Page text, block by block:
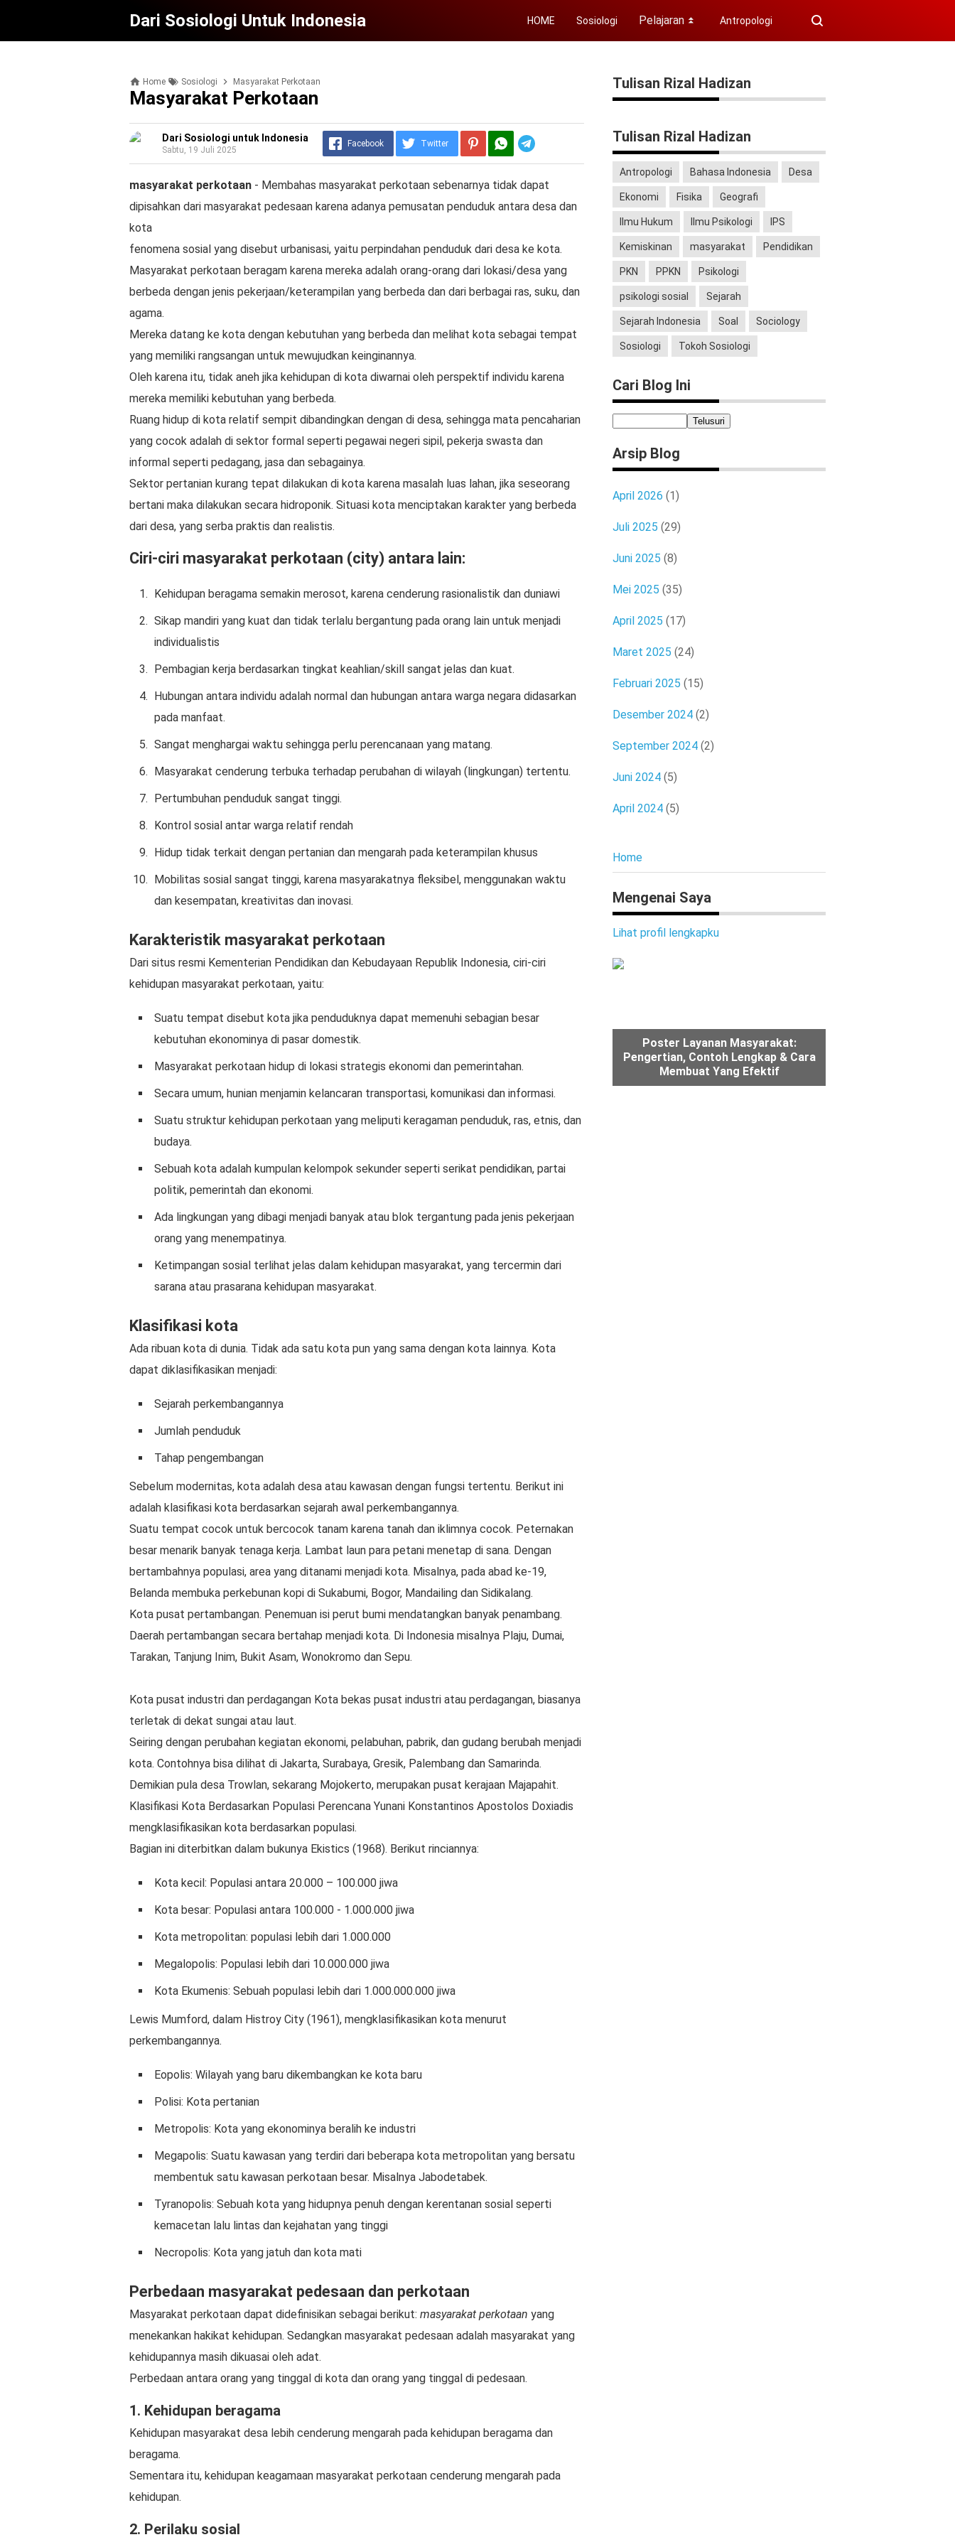
Dari Sosiologi Untuk Indonesia HOME Sosiologi Pelajaran ⏬ Antropologi
Home Sosiologi Masyarakat Perkotaan
Masyarakat Perkotaan
Dari Sosiologi untuk Indonesia
Sabtu, 19 Juli 2025
Facebook Twitter
masyarakat perkotaan - Membahas masyarakat perkotaan sebenarnya tidak dapat
dipisahkan dari masyarakat pedesaan karena adanya pemusatan penduduk antara desa dan
kota
fenomena sosial yang disebut urbanisasi, yaitu perpindahan penduduk dari desa ke kota.
Masyarakat perkotaan beragam karena mereka adalah orang-orang dari lokasi/desa yang
berbeda dengan jenis pekerjaan/keterampilan yang berbeda dan dari berbagai ras, suku, dan
agama.
Mereka datang ke kota dengan kebutuhan yang berbeda dan melihat kota sebagai tempat
yang memiliki rangsangan untuk mewujudkan keinginannya.
Oleh karena itu, tidak aneh jika kehidupan di kota diwarnai oleh perspektif individu karena
mereka memiliki kebutuhan yang berbeda.
Ruang hidup di kota relatif sempit dibandingkan dengan di desa, sehingga mata pencaharian
yang cocok adalah di sektor formal seperti pegawai negeri sipil, pekerja swasta dan
informal seperti pedagang, jasa dan sebagainya.
Sektor pertanian kurang tepat dilakukan di kota karena masalah luas lahan, jika seseorang
bertani maka dilakukan secara hidroponik. Situasi kota menciptakan karakter yang berbeda
dari desa, yang serba praktis dan realistis.
Ciri-ciri masyarakat perkotaan (city) antara lain:
Kehidupan beragama semakin merosot, karena cenderung rasionalistik dan duniawi
Sikap mandiri yang kuat dan tidak terlalu bergantung pada orang lain untuk menjadi
individualistis
Pembagian kerja berdasarkan tingkat keahlian/skill sangat jelas dan kuat.
Hubungan antara individu adalah normal dan hubungan antara warga negara didasarkan
pada manfaat.
Sangat menghargai waktu sehingga perlu perencanaan yang matang.
Masyarakat cenderung terbuka terhadap perubahan di wilayah (lingkungan) tertentu.
Pertumbuhan penduduk sangat tinggi.
Kontrol sosial antar warga relatif rendah
Hidup tidak terkait dengan pertanian dan mengarah pada keterampilan khusus
Mobilitas sosial sangat tinggi, karena masyarakatnya fleksibel, menggunakan waktu
dan kesempatan, kreativitas dan inovasi.
Karakteristik masyarakat perkotaan
Dari situs resmi Kementerian Pendidikan dan Kebudayaan Republik Indonesia, ciri-ciri
kehidupan masyarakat perkotaan, yaitu:
Suatu tempat disebut kota jika penduduknya dapat memenuhi sebagian besar
kebutuhan ekonominya di pasar domestik.
Masyarakat perkotaan hidup di lokasi strategis ekonomi dan pemerintahan.
Secara umum, hunian menjamin kelancaran transportasi, komunikasi dan informasi.
Suatu struktur kehidupan perkotaan yang meliputi keragaman penduduk, ras, etnis, dan
budaya.
Sebuah kota adalah kumpulan kelompok sekunder seperti serikat pendidikan, partai
politik, pemerintah dan ekonomi.
Ada lingkungan yang dibagi menjadi banyak atau blok tergantung pada jenis pekerjaan
orang yang menempatinya.
Ketimpangan sosial terlihat jelas dalam kehidupan masyarakat, yang tercermin dari
sarana atau prasarana kehidupan masyarakat.
Klasifikasi kota
Ada ribuan kota di dunia. Tidak ada satu kota pun yang sama dengan kota lainnya. Kota
dapat diklasifikasikan menjadi:
Sejarah perkembangannya
Jumlah penduduk
Tahap pengembangan
Sebelum modernitas, kota adalah desa atau kawasan dengan fungsi tertentu. Berikut ini
adalah klasifikasi kota berdasarkan sejarah awal perkembangannya.
Suatu tempat cocok untuk bercocok tanam karena tanah dan iklimnya cocok. Peternakan
besar menarik banyak tenaga kerja. Lambat laun para petani menetap di sana. Dengan
bertambahnya populasi, area yang ditanami menjadi kota. Misalnya, pada abad ke-19,
Belanda membuka perkebunan kopi di Sukabumi, Bogor, Mandailing dan Sidikalang.
Kota pusat pertambangan. Penemuan isi perut bumi mendatangkan banyak penambang.
Daerah pertambangan secara bertahap menjadi kota. Di Indonesia misalnya Plaju, Dumai,
Tarakan, Tanjung Inim, Bukit Asam, Wonokromo dan Sepu.
Kota pusat industri dan perdagangan Kota bekas pusat industri atau perdagangan, biasanya
terletak di dekat sungai atau laut.
Seiring dengan perubahan kegiatan ekonomi, pelabuhan, pabrik, dan gudang berubah menjadi
kota. Contohnya bisa dilihat di Jakarta, Surabaya, Gresik, Palembang dan Samarinda.
Demikian pula desa Trowlan, sekarang Mojokerto, merupakan pusat kerajaan Majapahit.
Klasifikasi Kota Berdasarkan Populasi Perencana Yunani Konstantinos Apostolos Doxiadis
mengklasifikasikan kota berdasarkan populasi.
Bagian ini diterbitkan dalam bukunya Ekistics (1968). Berikut rinciannya:
Kota kecil: Populasi antara 20.000 – 100.000 jiwa
Kota besar: Populasi antara 100.000 - 1.000.000 jiwa
Kota metropolitan: populasi lebih dari 1.000.000
Megalopolis: Populasi lebih dari 10.000.000 jiwa
Kota Ekumenis: Sebuah populasi lebih dari 1.000.000.000 jiwa
Lewis Mumford, dalam Histroy City (1961), mengklasifikasikan kota menurut
perkembangannya.
Eopolis: Wilayah yang baru dikembangkan ke kota baru
Polisi: Kota pertanian
Metropolis: Kota yang ekonominya beralih ke industri
Megapolis: Suatu kawasan yang terdiri dari beberapa kota metropolitan yang bersatu
membentuk satu kawasan perkotaan besar. Misalnya Jabodetabek.
Tyranopolis: Sebuah kota yang hidupnya penuh dengan kerentanan sosial seperti
kemacetan lalu lintas dan kejahatan yang tinggi
Necropolis: Kota yang jatuh dan kota mati
Perbedaan masyarakat pedesaan dan perkotaan
Masyarakat perkotaan dapat didefinisikan sebagai berikut: masyarakat perkotaan yang
menekankan hakikat kehidupan. Sedangkan masyarakat pedesaan adalah masyarakat yang
kehidupannya masih dikuasai oleh adat.
Perbedaan antara orang yang tinggal di kota dan orang yang tinggal di pedesaan.
1. Kehidupan beragama
Kehidupan masyarakat desa lebih cenderung mengarah pada kehidupan beragama dan
beragama.
Sementara itu, kehidupan keagamaan masyarakat perkotaan cenderung mengarah pada
kehidupan.
2. Perilaku sosial
Tulisan Rizal Hadizan
Tulisan Rizal Hadizan
Antropologi Bahasa Indonesia Desa
Ekonomi Fisika Geografi
Ilmu Hukum Ilmu Psikologi IPS
Kemiskinan masyarakat Pendidikan
PKN PPKN Psikologi
psikologi sosial Sejarah
Sejarah Indonesia Soal Sociology
Sosiologi Tokoh Sosiologi
Cari Blog Ini
Arsip Blog
April 2026 (1)
Juli 2025 (29)
Juni 2025 (8)
Mei 2025 (35)
April 2025 (17)
Maret 2025 (24)
Februari 2025 (15)
Desember 2024 (2)
September 2024 (2)
Juni 2024 (5)
April 2024 (5)
Home
Mengenai Saya
Lihat profil lengkapku
Poster Layanan Masyarakat:
Pengertian, Contoh Lengkap & Cara
Membuat Yang Efektif